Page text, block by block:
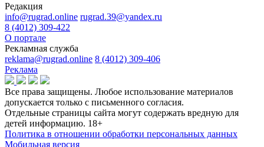
Редакция
info@rugrad.online rugrad.39@yandex.ru
8 (4012) 309-422
О портале
Рекламная служба
reklama@rugrad.online 8 (4012) 309-406
Реклама
Все права защищены. Любое использование материалов
допускается только с письменного согласия.
Отдельные страницы сайта могут содержать вредную для
детей информацию. 18+
Политика в отношении обработки персональных данных
Мобильная версия